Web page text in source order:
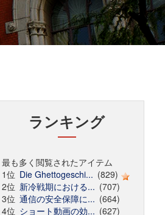
ランキング
最も多く閲覧されたアイテム
1位 Die Ghettogeschi... (829)
2位 新冷戦期における... (707)
3位 通信の安全保障に... (664)
4位 ショート動画の効... (627)